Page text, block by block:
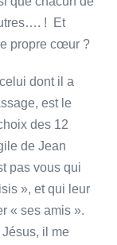
! Et
propre cœur ?
dont il a
est le
des 12
de Jean
pas vous qui
», et qui leur
« ses amis ».
il me